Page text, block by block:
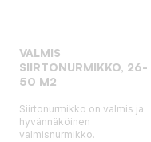
VALMIS
SIIRTONURMIKKO, 26-
50 M2
Siirtonurmikko on valmis ja
hyvännäköinen
valmisnurmikko.